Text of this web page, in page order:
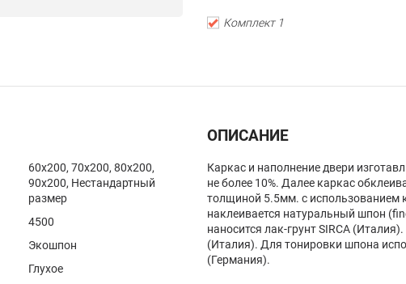
Комплект 1
60x200, 70x200, 80x200,
90x200, Нестандартный
размер
4500
Экошпон
Глухое
ОПИСАНИЕ
Каркас и наполнение двери
не более 10%. Далее каркас
толщиной 5.5мм. с
наклеивается натуральный шпон
наносится лак-грунт SIRCA
(Италия). Для тонировки шпона
(Германия).